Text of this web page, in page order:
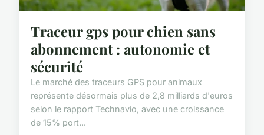
Traceur gps pour chien sans
abonnement : autonomie et
sécurité
Le marché des traceurs GPS pour animaux
représente désormais plus de 2,8 milliards d'euros
selon le rapport Technavio, avec une croissance
de 15% port...